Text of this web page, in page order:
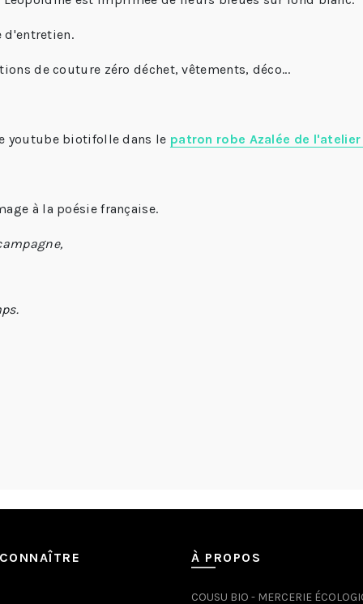
d'entretien.
de couture zéro déchet, vêtements, déco...
youtube biotifolle dans le patron robe Azalée de
à la poésie française.
À PROPOS
COUSU BIO - MERCERIE